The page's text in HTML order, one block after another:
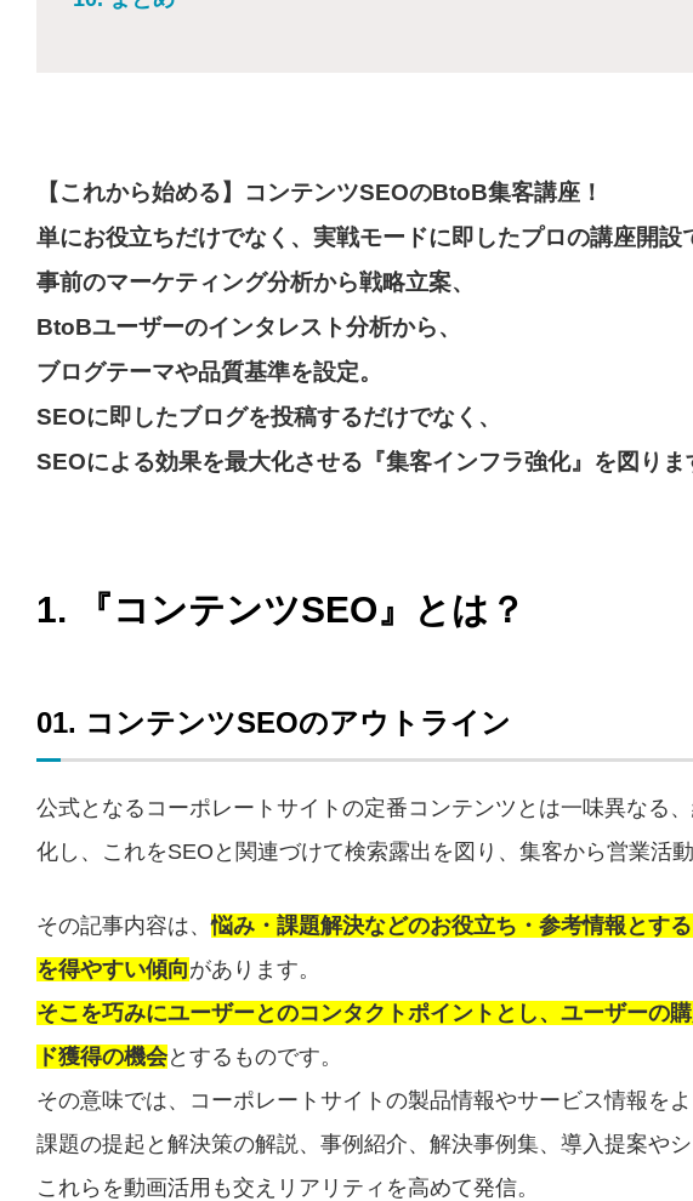
【これから始める】コンテンツSEOのBtoB集客講座！
単にお役立ちだけでなく、実戦モードに即したプロの講座開設
事前のマーケティング分析から戦略立案、
BtoBユーザーのインタレスト分析から、
ブログテーマや品質基準を設定。
SEOに即したブログを投稿するだけでなく、
SEOによる効果を最大化させる『集客インフラ強化』を図りま
1. 『コンテンツSEO』とは？
01. コンテンツSEOのアウトライン
公式となるコーポレートサイトの定番コンテンツとは一味異なる
化し、これをSEOと関連づけて検索露出を図り、集客から営業活
その記事内容は、悩み・課題解決などのお役立ち・参考情報とす
を得やすい傾向があります。
そこを巧みにユーザーとのコンタクトポイントとし、ユーザーの
ド獲得の機会とするものです。
その意味では、コーポレートサイトの製品情報やサービス情報をよ
課題の提起と解決策の解説、事例紹介、解決事例集、導入提案やシ
これらを動画活用も交えリアリティを高めて発信。